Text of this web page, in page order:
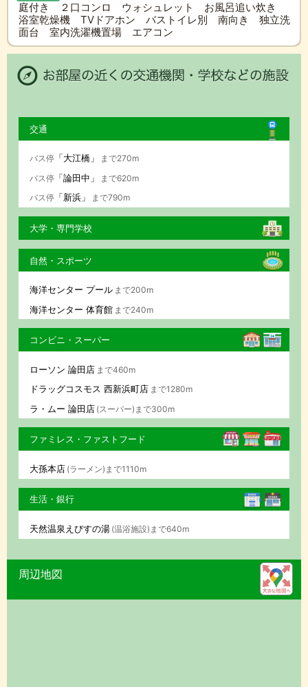
庭付き ２口コンロ ウォシュレット お風呂追い炊き
浴室乾燥機 TVドアホン バストイレ別 南向き 独立洗
面台 室内洗濯機置場 エアコン
交通
バス停「大江橋」
まで270m
バス停「論田中」
まで620m
バス停「新浜」 まで790m
大学・専門学校
自然・スポーツ
海洋センター プール まで200m
海洋センター 体育館 まで240m
コンビニ・スーパー
ローソン 論田店 まで460m
ドラッグコスモス 西新浜町店 まで1280m
ラ・ムー 論田店 (スーパー)まで300m
ファミレス・ファストフード
大孫本店 (ラーメン)まで1110m
生活・銀行
天然温泉えびすの湯 (温浴施設)まで640m
周辺地図